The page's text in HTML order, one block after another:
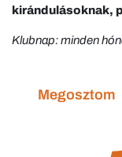
kirándulásoknak,
Klubnap: minden
Megosztom